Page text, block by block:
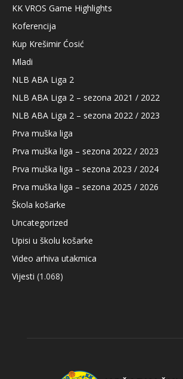
KK VROS Game Highlights
Koferencija
Kup Krešimir Ćosić
Mladi
NLB ABA Liga 2
NLB ABA Liga 2 – sezona 2021 / 2022
NLB ABA Liga 2 – sezona 2022 / 2023
Prva muška liga
Prva muška liga – sezona 2022 / 2023
Prva muška liga – sezona 2023 / 2024
Prva muška liga – sezona 2025 / 2026
Škola košarke
Uncategorized
Upisi u školu košarke
Video arhiva utakmica
Vijesti (1.068)